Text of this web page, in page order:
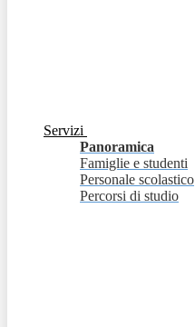
Servizi
Panoramica
Famiglie e studenti
Personale scolastico
Percorsi di studio